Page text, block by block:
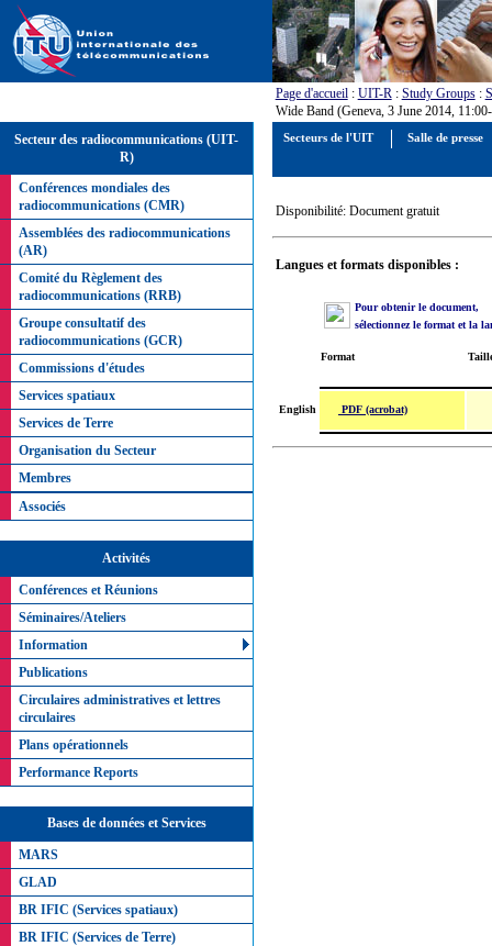
Page d'accueil: UIT-R: Study Groups:
Wide Band (Geneva, 3 June 2014,
Secteur des radiocommunications (UIT-
R)
Conférences mondiales des
radiocommunications (CMR)
Assemblées des radiocommunications
(AR)
Comité du Règlement des
radiocommunications (RRB)
Groupe consultatif des
radiocommunications (GCR)
Commissions d'études
Services spatiaux
Services de Terre
Organisation du Secteur
Membres
Associés
Activités
Conférences et Réunions
Séminaires/Ateliers
Information
Publications
Circulaires administratives et lettres
circulaires
Plans opérationnels
Performance Reports
Bases de données et Services
MARS
GLAD
BR IFIC (Services spatiaux)
BR IFIC (Services de Terre)
Disponibilité: Document gratuit
Langues et formats disponibles :
Pour obtenir le document,
sélectionnez le format et la
Format
English PDF (acrobat)
Secteurs de l'UIT Salle de presse